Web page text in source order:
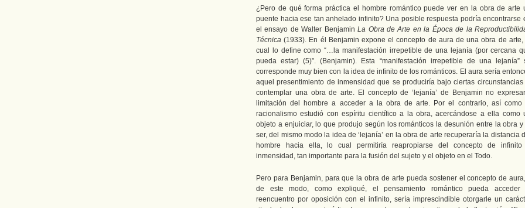
¿Pero de qué forma práctica el hombre romántico puede ver en la obra de arte
puente hacia ese tan anhelado infinito? Una posible respuesta podría encontrarse
el ensayo de Walter BenjaminLa Obra de Arte en la Época de la
Técnica (1933). En él Benjamin expone el concepto de aura de una obra de arte,
cual lo define como “…la manifestación irrepetible de una lejanía (por cercana
pueda estar) (5)”. (Benjamin). Esta “manifestación irrepetible de una lejanía”
corresponde muy bien con la idea de infinito de los románticos. El aura sería
aquel presentimiento de inmensidad que se produciría bajo ciertas circunstancias
contemplar una obra de arte. El concepto de ‘lejanía’ de Benjamin no
limitación del hombre a acceder a la obra de arte. Por el contrario, así como
racionalismo estudió con espíritu científico a la obra, acercándose a ella como
objeto a enjuiciar, lo que produjo según los románticos la desunión entre la obra y
ser, del mismo modo la idea de ‘lejanía’ en la obra de arte recuperaría la distancia
hombre hacia ella, lo cual permitiría reapropiarse del concepto de
inmensidad, tan importante para la fusión del sujeto y el objeto en el Todo.
Pero para Benjamin, para que la obra de arte pueda sostener el concepto de
de este modo, como expliqué, el pensamiento romántico pueda acceder
reencuentro por oposición con el infinito, sería imprescindible otorgarle un